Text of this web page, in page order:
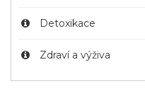
Detoxikace
Zdraví a výživa